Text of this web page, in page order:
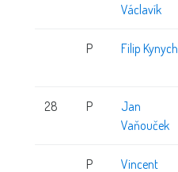
Václavík
P Filip Kynych
28 P
Jan
Vaňouček
P
Vincent